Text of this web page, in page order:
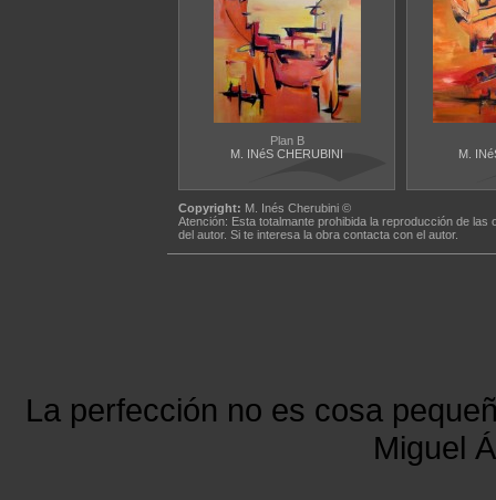
Plan B
M. INéS CHERUBINI
M.
Copyright: M. Inés Cherubini ©
Atención: Esta totalmante prohibida la reproducción de
del autor. Si te interesa la obra contacta con el autor.
La perfección no es cosa
Miguel